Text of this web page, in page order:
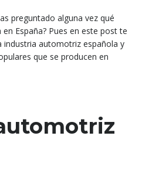
preguntado alguna vez qué
España? Pues en este post te
automotriz española y
que se producen en